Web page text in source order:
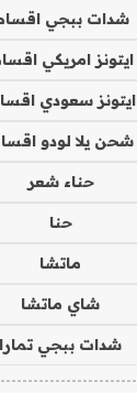
شدات ببجي
ايتونز امريكي
ايتونز سعودي
شحن يلا لودو
حناء شعر
حنا
ماتشا
شاي ماتشا
شدات ببجي تمارا